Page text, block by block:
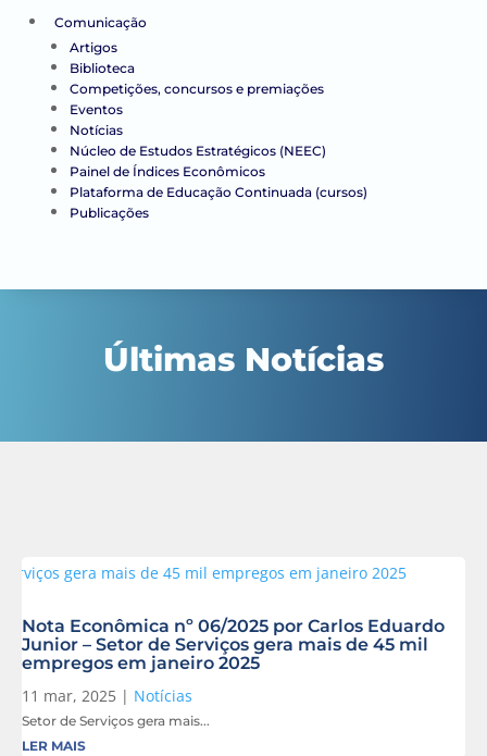
Comunicação
Artigos
Biblioteca
Competições, concursos e premiações
Eventos
Notícias
Núcleo de Estudos Estratégicos (NEEC)
Painel de Índices Econômicos
Plataforma de Educação Continuada (cursos)
Publicações
Últimas Notícias
Nota Econômica nº 06/2025 por Carlos Eduardo
Junior – Setor de Serviços gera mais de 45 mil
empregos em janeiro 2025
11 mar, 2025 | Notícias
Setor de Serviços gera mais...
LER MAIS